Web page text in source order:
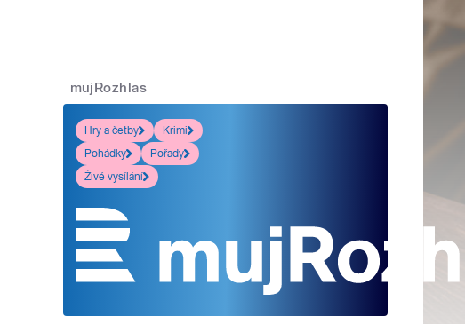
mujRozhlas
Hry a četby
Krimi
Pohádky
Pořady
Živé vysílání